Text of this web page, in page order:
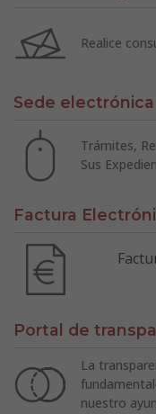
Realice
Sede electrónica
Trámites,
Sus
Factura
Portal de
La
nuestro